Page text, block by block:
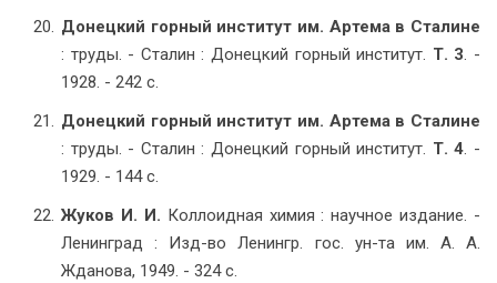
Донецкий горный институт им. Артема в Сталине
: труды. - Сталин : Донецкий горный институт. Т. 3. -
1928. - 242 с.
Донецкий горный институт им. Артема в Сталине
: труды. - Сталин : Донецкий горный институт. Т. 4. -
1929. - 144 с.
Жуков И. И. Коллоидная химия : научное издание. -
Ленинград : Изд-во Ленингр. гос. ун-та им. А. А.
Жданова, 1949. - 324 с.